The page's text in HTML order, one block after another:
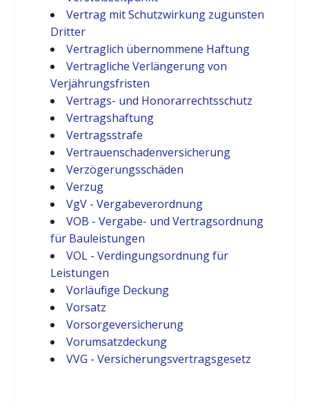
Vertrag mit Schutzwirkung zugunsten
Dritter
Vertraglich übernommene Haftung
Vertragliche Verlängerung von
Verjährungsfristen
Vertrags- und Honorarrechtsschutz
Vertragshaftung
Vertragsstrafe
Vertrauenschadenversicherung
Verzögerungsschäden
Verzug
VgV - Vergabeverordnung
VOB - Vergabe- und Vertragsordnung
für Bauleistungen
VOL - Verdingungsordnung für
Leistungen
Vorläufige Deckung
Vorsatz
Vorsorgeversicherung
Vorumsatzdeckung
VVG - Versicherungsvertragsgesetz